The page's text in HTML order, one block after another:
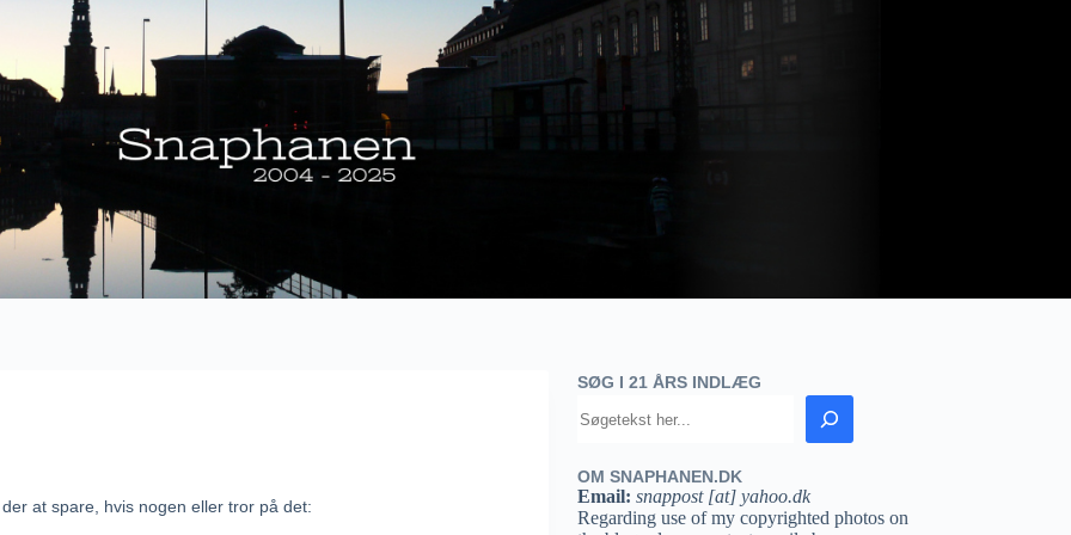
at spare, hvis nogen eller tror på det:
SØG I 21 ÅRS INDLÆG
OM SNAPHANEN.DK
Email: snappost [at] yahoo.dk
Regarding use of my copyrighted photos on